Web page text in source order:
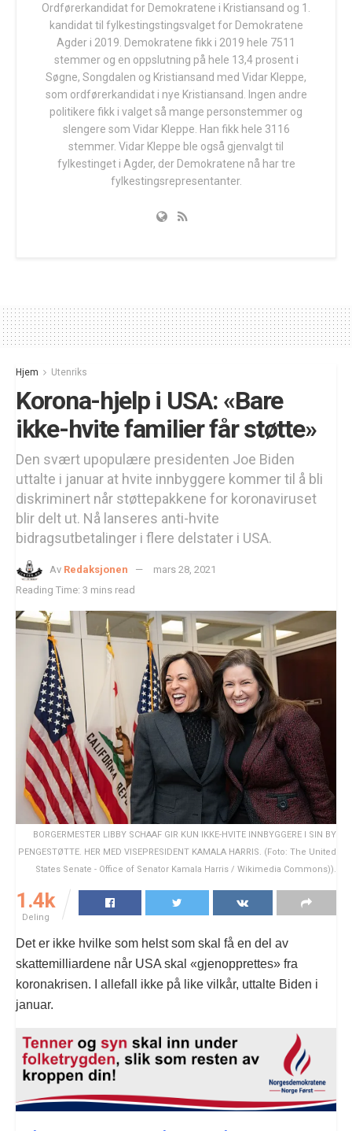
Ordførerkandidat for Demokratene i Kristiansand og 1.
kandidat til fylkestingstingsvalget for Demokratene
Agder i 2019. Demokratene fikk i 2019 hele 7511
stemmer og en oppslutning på hele 13,4 prosent i
Søgne, Songdalen og Kristiansand med Vidar Kleppe,
som ordførerkandidat i nye Kristiansand. Ingen andre
politikere fikk i valget så mange personstemmer og
slengere som Vidar Kleppe. Han fikk hele 3116
stemmer. Vidar Kleppe ble også gjenvalgt til
fylkestinget i Agder, der Demokratene nå har tre
fylkestingsrepresentanter.
Hjem Utenriks
Korona-hjelp i USA: «Bare
ikke-hvite familier får støtte»
Den svært upopulære presidenten Joe Biden
uttalte i januar at hvite innbyggere kommer til å bli
diskriminert når støttepakkene for koronaviruset
blir delt ut. Nå lanseres anti-hvite
bidragsutbetalinger i flere delstater i USA.
Av Redaksjonen
mars 28, 2021
Reading Time: 3 mins read
BORGERMESTER LIBBY SCHAAF GIR KUN IKKE-HVITE INNBYGGERE I SIN BY
PENGESTØTTE. HER MED VISEPRESIDENT KAMALA HARRIS. (Foto: The United
States Senate - Office of Senator Kamala Harris / Wikimedia Commons)).
1.4k
Deling
Det er ikke hvilke som helst som skal få en del av
skattemilliardene når USA skal «gjenopprettes» fra
koronakrisen. I allefall ikke på like vilkår, uttalte Biden i
januar.